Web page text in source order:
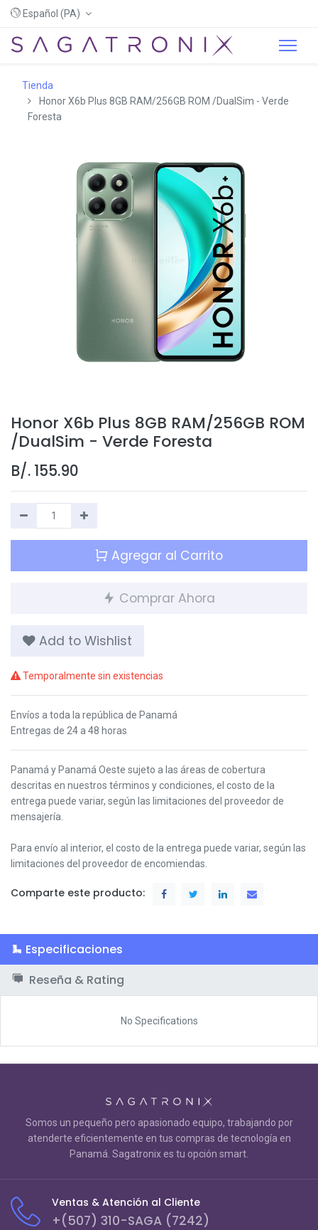
Español (PA)
Tienda
Honor X6b Plus 8GB RAM/256GB ROM /DualSim - Verde
Foresta
Honor X6b Plus 8GB RAM/256GB ROM
/DualSim - Verde Foresta
B/. 155.90
Agregar al Carrito
Comprar Ahora
Add to Wishlist
Temporalmente sin existencias
Envíos a toda la república de Panamá
Entregas de 24 a 48 horas
Panamá y Panamá Oeste sujeto a las áreas de cobertura
descritas en nuestros términos y condiciones, el costo de la
entrega puede variar, según las limitaciones del proveedor de
mensajería.
Para envío al interior, el costo de la entrega puede variar, según las
limitaciones del proveedor de encomiendas.
Comparte este producto:
Especificaciones
Reseña & Rating
No Specifications
Somos un pequeño pero apasionado equipo, trabajando por
atenderte eficientemente en tus compras de tecnología en
Panamá. Sagatronix es tu opción smart.
Ventas & Atención al Cliente
+(507) 310-SAGA (7242)